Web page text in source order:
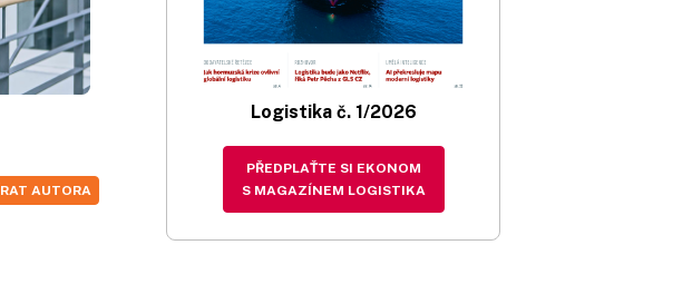
AUTORA
Logistika č. 1/2026
PŘEDPLAŤTE SI EKONOM
S MAGAZÍNEM LOGISTIKA